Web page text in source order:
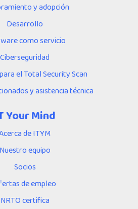
y adopción
Desarrollo
como servicio
Ciberseguridad
el Total Security Scan
y asistencia técnica
Your Mind
de ITYM
Nuestro equipo
Socios
de empleo
NRTO certifica